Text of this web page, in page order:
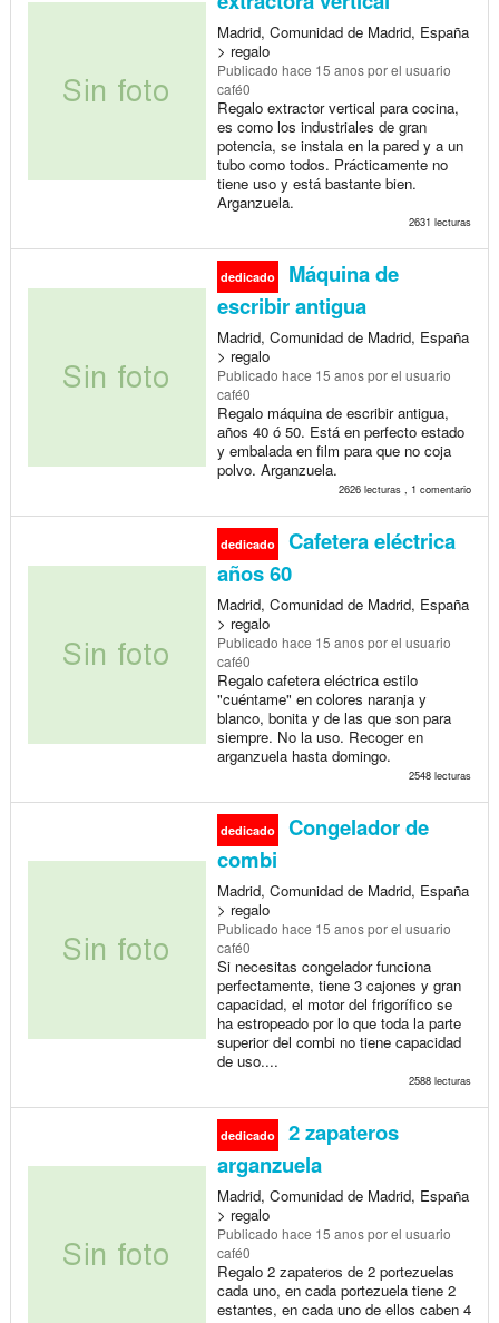
Madrid, Comunidad de Madrid, España
> regalo
Publicado hace 15 anospor el usuario
café0
Regalo extractor vertical para cocina,
es como los industriales de gran
potencia, se instala en la pared y a un
tubo como todos. Prácticamente no
tiene uso y está bastante bien.
Arganzuela.
2631 lecturas
dedicado
Máquina de
escribir antigua
Madrid, Comunidad de Madrid, España
> regalo
Publicado hace 15 anospor el usuario
café0
Regalo máquina de escribir antigua,
años 40 ó 50. Está en perfecto estado
y embalada en film para que no coja
polvo. Arganzuela.
2626 lecturas , 1 comentario
dedicado
Cafetera eléctrica
años 60
Madrid, Comunidad de Madrid, España
> regalo
Publicado hace 15 anospor el usuario
café0
Regalo cafetera eléctrica estilo
"cuéntame" en colores naranja y
blanco, bonita y de las que son para
siempre. No la uso. Recoger en
arganzuela hasta domingo.
2548 lecturas
dedicado
Congelador de
combi
Madrid, Comunidad de Madrid, España
> regalo
Publicado hace 15 anospor el usuario
café0
Si necesitas congelador funciona
perfectamente, tiene 3 cajones y gran
capacidad, el motor del frigorífico se
ha estropeado por lo que toda la parte
superior del combi no tiene capacidad
de uso....
2588 lecturas
dedicado
2 zapateros
arganzuela
Madrid, Comunidad de Madrid, España
> regalo
Publicado hace 15 anospor el usuario
café0
Regalo 2 zapateros de 2 portezuelas
cada uno, en cada portezuela tiene 2
estantes, en cada uno de ellos caben 4